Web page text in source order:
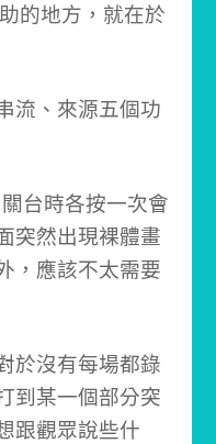
的地方，就在於
流、來源五個功
台時各按一次會
突然出現裸體畫
，應該不太需要
於沒有每場都錄
到某一個部分突
跟觀眾說些什